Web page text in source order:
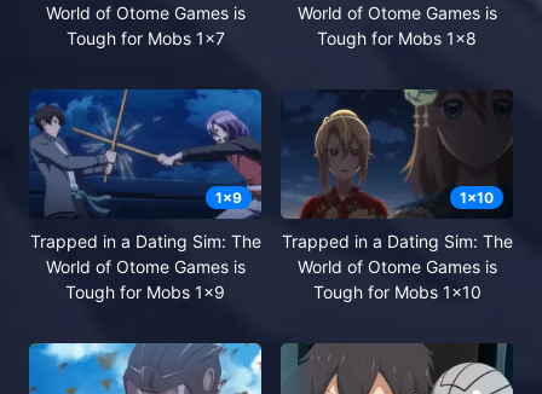
World of Otome Games is
Tough for Mobs 1x7
World of Otome Games is
Tough for Mobs 1x8
1x9
Trapped in a Dating Sim: The
World of Otome Games is
Tough for Mobs 1x9
1x10
Trapped in a Dating Sim: The
World of Otome Games is
Tough for Mobs 1x10